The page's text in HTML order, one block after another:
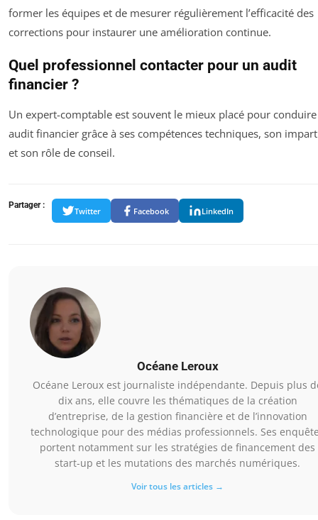
former les équipes et de mesurer régulièrement l’efficacité des
corrections pour instaurer une amélioration continue.
Quel professionnel contacter pour un audit
financier ?
Un expert-comptable est souvent le mieux placé pour
audit financier grâce à ses compétences techniques, son
et son rôle de conseil.
Partager :
Twitter Facebook LinkedIn
Océane Leroux
Océane Leroux est journaliste indépendante. Depuis plus
dix ans, elle couvre les thématiques de la création
d’entreprise, de la gestion financière et de l’innovation
technologique pour des médias professionnels. Ses
portent notamment sur les stratégies de financement des
start-up et les mutations des marchés numériques.
Voir tous les articles →